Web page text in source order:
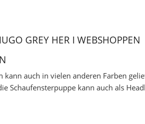
GREY HER I WEBSHOPPEN
auch in vielen anderen Farben
Schaufensterpuppe kann auch als